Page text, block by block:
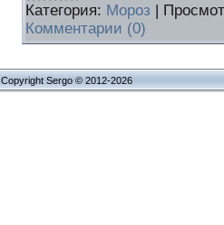
Категория: Мороз |
Комментарии (0)
Copyright Sergo © 2012-2026